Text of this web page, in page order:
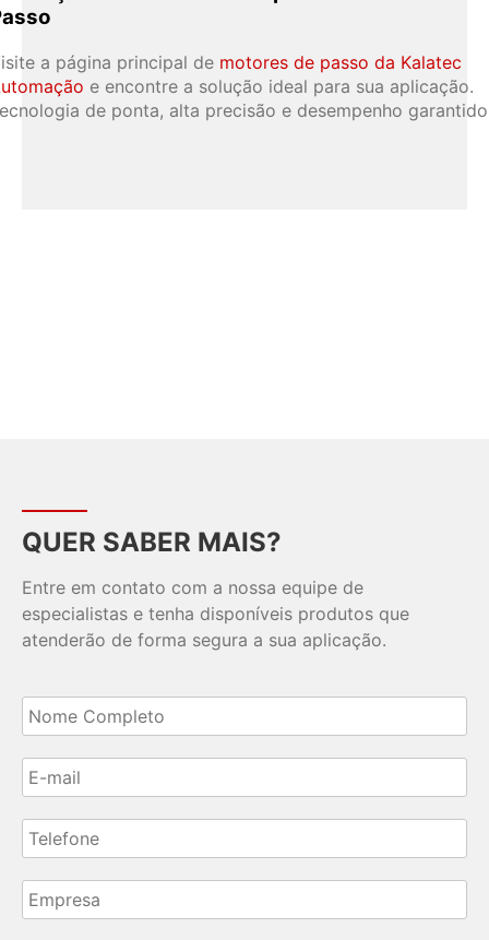
a página principal de motores de passo da Kalatec
e encontre a solução ideal para sua aplicação.
de ponta, alta precisão e desempenho
QUER SABER MAIS?
Entre em contato com a nossa equipe de
especialistas e tenha disponíveis produtos que
atenderão de forma segura a sua aplicação.